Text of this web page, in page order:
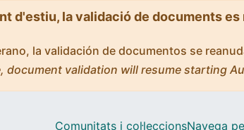
d'estiu, la validació de documents
la validación de documentos se
document validation will resume starting
Comunitats i col·leccionsNavega